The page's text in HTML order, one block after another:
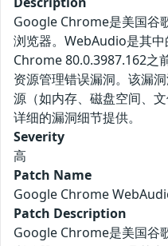
Google Chrome是美国谷
浏览器。WebAudio是其
Chrome 80.0.3987.162之
资源管理错误漏洞。该漏
源（如内存、磁盘空间、
详细的漏洞细节提供。
Severity
高
Patch Name
Google Chrome
Patch Description
Google Chrome是美国谷